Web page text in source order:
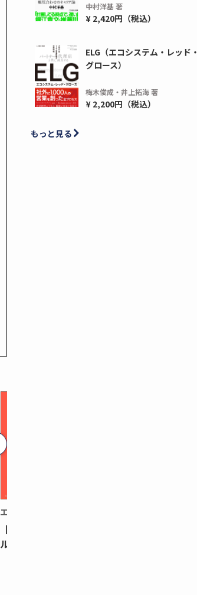
エムディーピー
【月間1,000万本以上の配布実績！】デジタ
ルクーポンを活用した販促キャンペーンを...
中村洋基 著
¥ 2,420円（税込）
ELG（エコシステム・レッド・
グロース）
梅木俊成・井上拓海 著
¥ 2,200円（税込）
もっと見る